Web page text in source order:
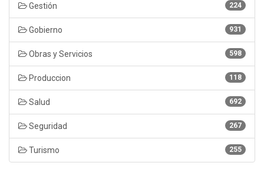
224
Gestión
931
Gobierno
598
Obras y Servicios
118
Produccion
692
Salud
267
Seguridad
255
Turismo